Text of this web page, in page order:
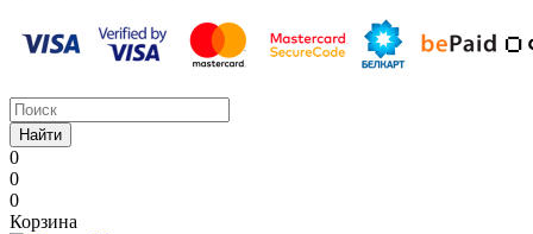
Найти
0
0
0
Корзина